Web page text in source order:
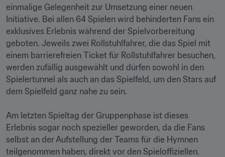
einmalige Gelegenheit zur Umsetzung einer neuen
Initiative. Bei allen 64 Spielen wird behinderten Fans ein
exklusives Erlebnis während der Spielvorbereitung
geboten. Jeweils zwei Rollstuhlfahrer, die das Spiel mit
einem barrierefreien Ticket für Rollstuhlfahrer besuchen,
werden zufällig ausgewählt und dürfen sowohl in den
Spielertunnel als auch an das Spielfeld, um den Stars auf
dem Spielfeld ganz nahe zu sein.
Am letzten Spieltag der Gruppenphase ist dieses
Erlebnis sogar noch spezieller geworden, da die Fans
selbst an der Aufstellung der Teams für die Hymnen
teilgenommen haben, direkt vor den Spieloffiziellen.